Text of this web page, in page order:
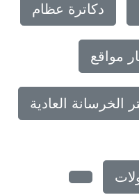
دكاترة عظام
مواقع
العادية